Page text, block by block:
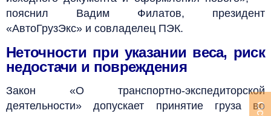
пояснил Вадим Филатов, президент
«АвтоГрузЭкс» и совладелец ПЭК.
Неточности при указании веса, риск
недостачи и повреждения
Закон «О транспортно-экспедиторской
деятельности» допускает принятие груза во